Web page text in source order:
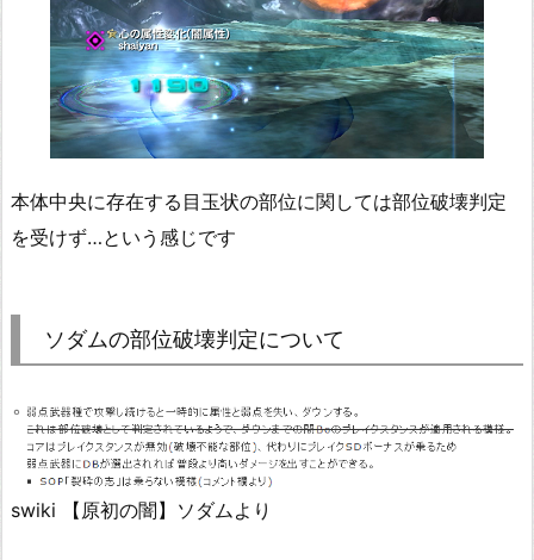
本体中央に存在する目玉状の部位に関しては部位破壊判定
を受けず…という感じです
ソダムの部位破壊判定について
swiki 【原初の闇】ソダムより